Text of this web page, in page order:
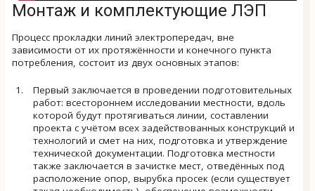
Монтаж и комплектующие ЛЭП
Процесс прокладки линий электропередач, вне
зависимости от их протяжённости и конечного пункта
потребления, состоит из двух основных этапов:
Первый заключается в проведении подготовительных
работ: всестороннем исследовании местности, вдоль
которой будут протягиваться линии, составлении
проекта с учётом всех задействованных конструкций и
технологий и смет на них, подготовка и утверждение
технической документации. Подготовка местности
также заключается в зачистке мест, отведённых под
расположение опор, вырубка просек (если существует